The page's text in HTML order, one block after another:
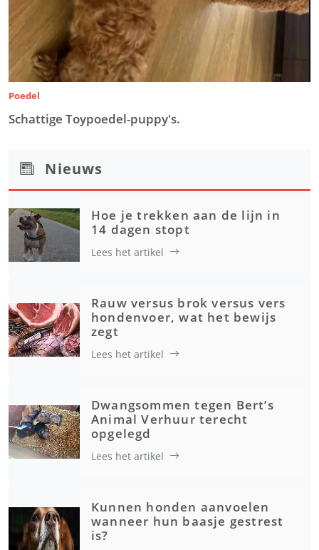
Poedel
Schattige Toypoedel-puppy's.
Nieuws
Hoe je trekken aan de lijn in
14 dagen stopt
Lees het artikel
Rauw versus brok versus vers
hondenvoer, wat het bewijs
zegt
Lees het artikel
Dwangsommen tegen Bert’s
Animal Verhuur terecht
opgelegd
Lees het artikel
Kunnen honden aanvoelen
wanneer hun baasje gestrest
is?